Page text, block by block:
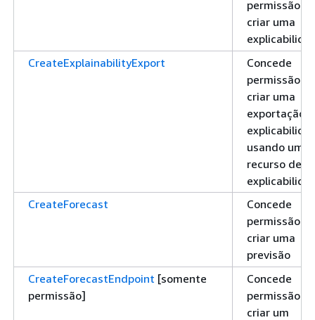
permissão
criar uma
CreateExplainabilityExport
Concede
permissão
criar uma
exportação
usando um
recurso de
CreateForecast
Concede
permissão
criar uma
previsão
CreateForecastEndpoint [somente
permissão]
Concede
permissão
criar um